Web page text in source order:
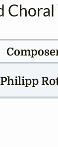
Philipp